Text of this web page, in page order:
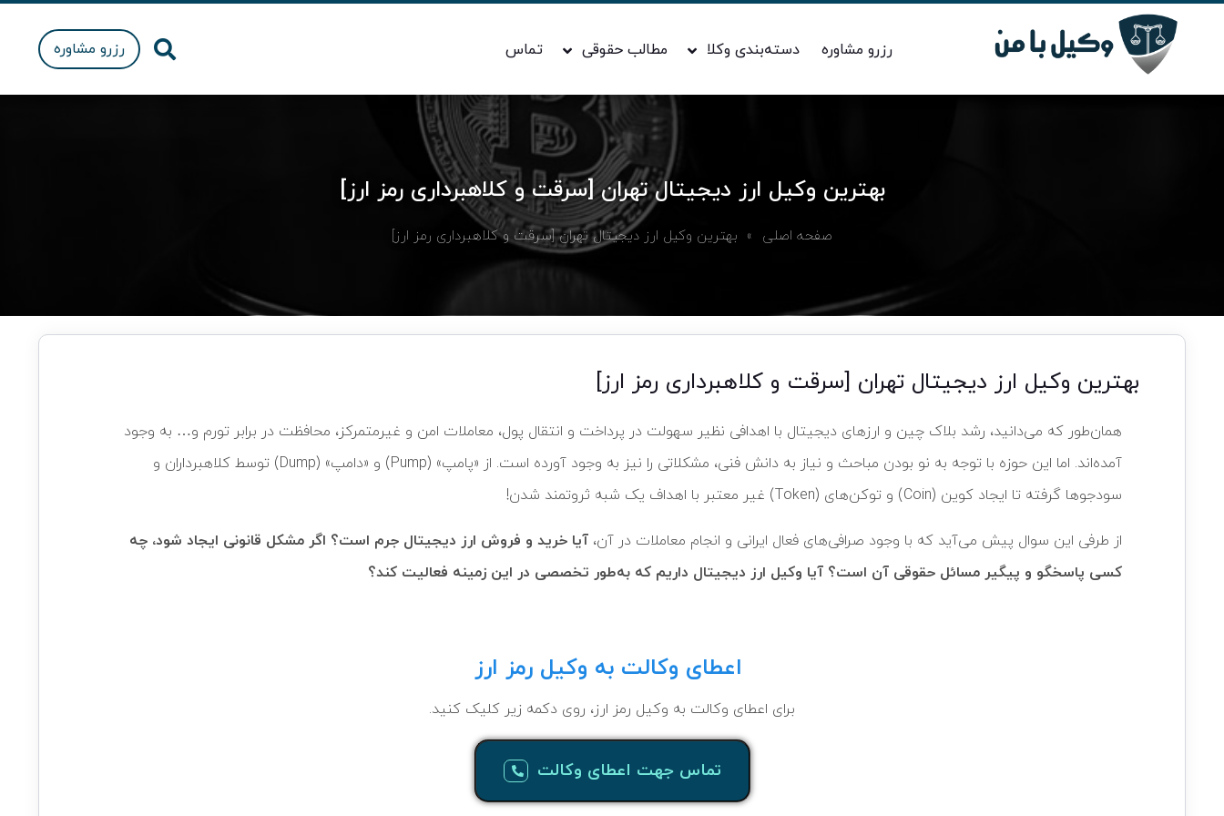
رزرو مشاوره دسته‌بندی وکلا مطالب حقوقی تماس رزرو مشاوره
بهترین وکیل ارز دیجیتال تهران [سرقت و کلاهبرداری رمز ارز]
صفحه اصلی » بهترین وکیل ارز دیجیتال تهران [سرقت و کلاهبرداری رمز ارز]
بهترین وکیل ارز دیجیتال تهران [سرقت و کلاهبرداری رمز ارز]
همان‌طور که می‌دانید، رشد بلاک چین و ارزهای دیجیتال با اهدافی نظیر سهولت در پرداخت و انتقال پول، معاملات امن و غیرمتمرکز، محافظت در برابر تورم و… به وجود
آمده‌اند. اما این حوزه با توجه به نو بودن مباحث و نیاز به دانش فنی، مشکلاتی را نیز به وجود آورده است. از «پامپ» (Pump) و «دامپ» (Dump) توسط کلاهبرداران و
سودجوها گرفته تا ایجاد کوین (Coin) و توکن‌های (Token) غیر معتبر با اهداف یک شبه ثروتمند شدن!
از طرفی این سوال پیش می‌آید که با وجود صرافی‌های فعال ایرانی و انجام معاملات در آن، آیا خرید و فروش ارز دیجیتال جرم است؟ اگر مشکل قانونی ایجاد شود، چه
کسی پاسخگو و پیگیر مسائل حقوقی آن است؟ آیا وکیل ارز دیجیتال داریم که به‌طور تخصصی در این زمینه فعالیت کند؟
اعطای وکالت به وکیل رمز ارز
برای اعطای وکالت به وکیل رمز ارز، روی دکمه زیر کلیک کنید.
تماس جهت اعطای وکالت